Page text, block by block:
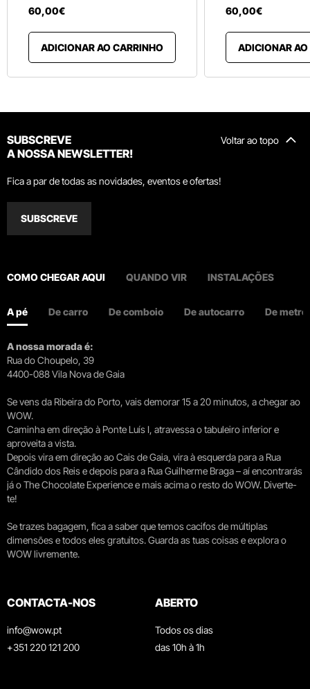
60,00€
ADICIONAR AO CARRINHO
60,00€
ADICIONAR
Voltar ao topo
SUBSCREVE
A NOSSA NEWSLETTER!
Fica a par de todas as novidades, eventos e ofertas!
SUBSCREVE
COMO CHEGAR AQUI QUANDO VIR INSTALAÇÕES
A pé De carro De comboio De autocarro De metro
A nossa morada é:
Rua do Choupelo, 39
4400-088 Vila Nova de Gaia
Se vens da Ribeira do Porto, vais demorar 15 a 20 minutos, a chegar ao
WOW.
Caminha em direção à Ponte Luís I, atravessa o tabuleiro inferior e
aproveita a vista.
Depois vira em direção ao Cais de Gaia, vira à esquerda para a Rua
Cândido dos Reis e depois para a Rua Guilherme Braga – aí encontrarás
já o The Chocolate Experience e mais acima o resto do WOW. Diverte-
te!
Se trazes bagagem, fica a saber que temos cacifos de múltiplas
dimensões e todos eles gratuitos. Guarda as tuas coisas e explora o
WOW livremente.
CONTACTA-NOS
info@wow.pt
+351 220 121 200
ABERTO
Todos os dias
das 10h à 1h